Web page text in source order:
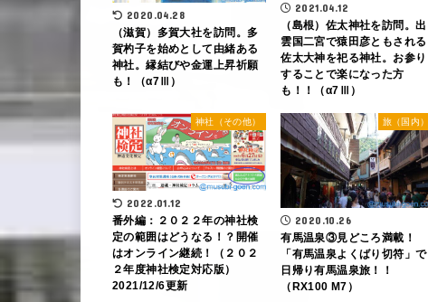
2020.04.28
（滋賀）多賀大社を訪問。多
賀杓子を始めとして由緒ある
神社。縁結びや金運上昇祈願
も！（α7Ⅲ）
2021.04.12
（島根）佐太神社を訪問。出
雲国二宮で猿田彦ともされる
佐太大神を祀る神社。お参り
することで楽になった方
も！！（α7Ⅲ）
神社（その他）
2022.01.12
番外編：２０２２年の神社検
定の範囲はどうなる！？開催
はオンライン継続！（２０２
２年度神社検定対応版）
2021/12/6更新
旅（国内）
2020.10.26
有馬温泉③見どころ満載！
「有馬温泉よくばり切符」で
日帰り有馬温泉旅！！
（RX100 M7）